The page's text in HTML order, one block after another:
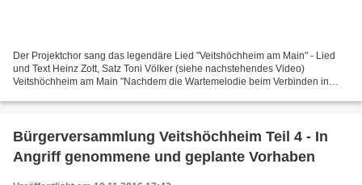
Der Projektchor sang das legendäre Lied "Veitshöchheim am Main" - Lied
und Text Heinz Zott, Satz Toni Völker (siehe nachstehendes Video)
Veitshöchheim am Main "Nachdem die Wartemelodie beim Verbinden in
Bürgerversammlung Veitshöchheim Teil 4 - In
Angriff genommene und geplante Vorhaben